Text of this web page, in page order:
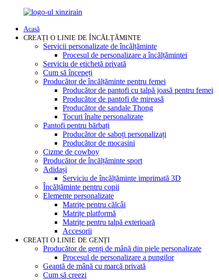
Acasă
CREAȚI O LINIE DE ÎNCĂLȚĂMINTE
Servicii personalizate de încălțăminte
Procesul de personalizare a încălțămintei
Serviciu de etichetă privată
Cum să începeți
Producător de încălțăminte pentru femei
Producător de pantofi cu talpă joasă pentru femei
Producător de pantofi de mireasă
Producător de sandale Thong
Tocuri înalte personalizate
Pantofi pentru bărbați
Producător de saboți personalizați
Producător de mocasini
Cizme de cowboy
Producător de încălțăminte sport
Adidași
Serviciu de încălțăminte imprimată 3D
Încălțăminte pentru copii
Elemente personalizate
Matrițe pentru călcâi
Matrițe platformă
Matrițe pentru talpă exterioară
Accesorii
CREAȚI O LINIE DE GENȚI
Producător de genți de mână din piele personalizate
Procesul de personalizare a pungilor
Geantă de mână cu marcă privată
Cum să creezi